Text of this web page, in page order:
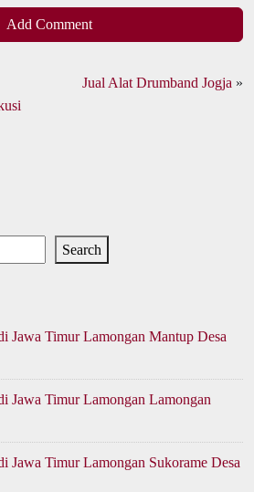
Add Comment
Jual Alat Drumband Jogja »
Search
Jawa Timur Lamongan Mantup Desa
Jawa Timur Lamongan Lamongan
Jawa Timur Lamongan Sukorame Desa